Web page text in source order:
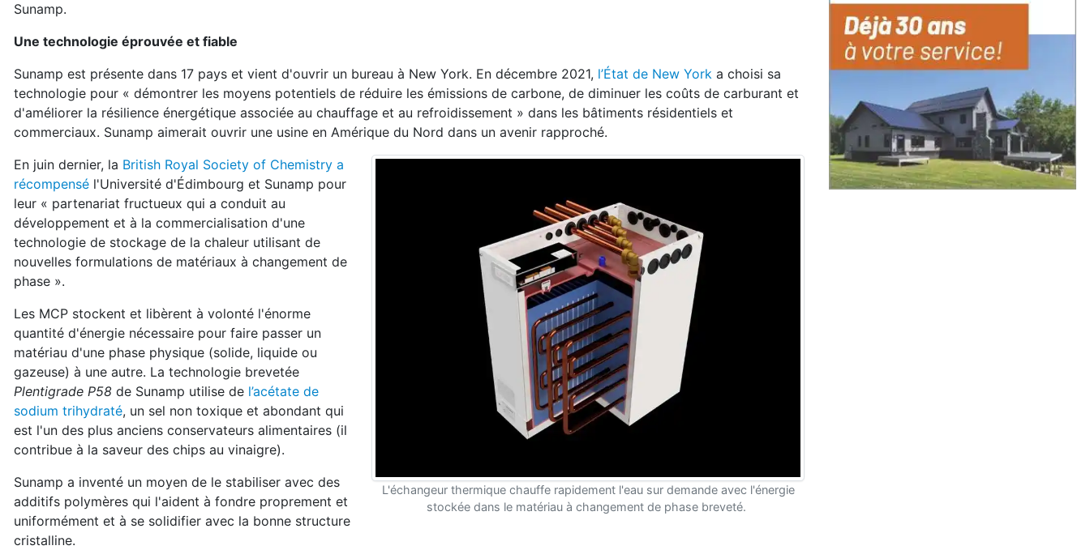
Sunamp.
Une technologie éprouvée et fiable
Sunamp est présente dans 17 pays et vient d'ouvrir un bureau à New York. En décembre 2021, l’État de New York a choisi sa
technologie pour « démontrer les moyens potentiels de réduire les émissions de carbone, de diminuer les coûts de carburant et
d'améliorer la résilience énergétique associée au chauffage et au refroidissement » dans les bâtiments résidentiels et
commerciaux. Sunamp aimerait ouvrir une usine en Amérique du Nord dans un avenir rapproché.
L'échangeur thermique chauffe rapidement l'eau sur demande avec l'énergie
stockée dans le matériau à changement de phase breveté.
En juin dernier, la British Royal Society of Chemistry a
récompensé l'Université d'Édimbourg et Sunamp pour
leur « partenariat fructueux qui a conduit au
développement et à la commercialisation d'une
technologie de stockage de la chaleur utilisant de
nouvelles formulations de matériaux à changement de
phase ».
Les MCP stockent et libèrent à volonté l'énorme
quantité d'énergie nécessaire pour faire passer un
matériau d'une phase physique (solide, liquide ou
gazeuse) à une autre. La technologie brevetée
Plentigrade P58 de Sunamp utilise de l’acétate de
sodium trihydraté, un sel non toxique et abondant qui
est l'un des plus anciens conservateurs alimentaires (il
contribue à la saveur des chips au vinaigre).
Sunamp a inventé un moyen de le stabiliser avec des
additifs polymères qui l'aident à fondre proprement et
uniformément et à se solidifier avec la bonne structure
cristalline.